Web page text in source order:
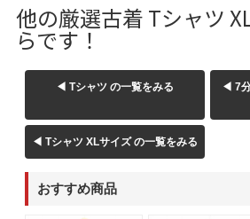
スタッフコーディネート
ご利用案内
お客様の声
レビュー1万件突破
お気に入りリスト
会員登録
メルマガ登録
他の厳選古着 Tシャツ
らです！
◀ Tシャツ の一覧をみる
◀ 7
◀ Tシャツ XLサイズ の一覧をみる
おすすめ商品